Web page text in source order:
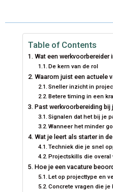
R
E
O
N
W
T
T
E
R
)
R
E
O
N
E
O
O
K
Table of Contents
Wat een werkvoorbereider
De kern van de rol
Waarom juist een actuele
Sneller inzicht in
Betere timing in een
Past werkvoorbereiding bij
Signalen dat het bij je
Wanneer het minder
Wat je leert als starter in
Techniek die je snel
Projectskills die overal
Hoe je een vacature
Let op projecttype en
Concrete vragen die je